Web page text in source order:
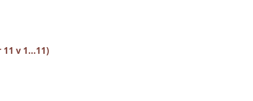
11 v 1...11)